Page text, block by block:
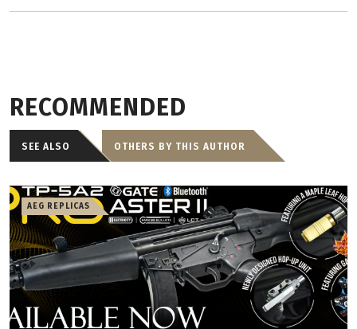
RECOMMENDED
SEE ALSO OTHERS BY THIS AUTHOR
AEG REPLICAS